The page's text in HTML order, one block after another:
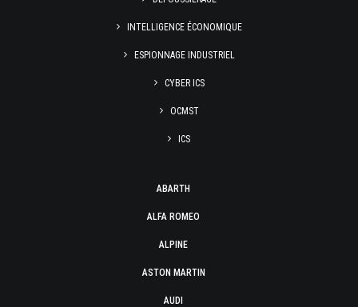
INTELLIGENCE ÉCONOMIQUE
ESPIONNAGE INDUSTRIEL
CYBER ICS
OCMST
ICS
ABARTH
ALFA ROMEO
ALPINE
ASTON MARTIN
AUDI